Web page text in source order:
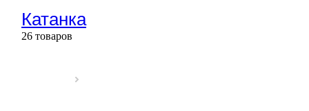
Катанка
26 товаров